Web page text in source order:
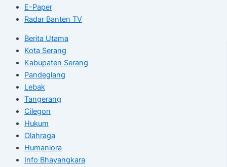
E-Paper
Radar Banten TV
Berita Utama
Kota Serang
Kabupaten Serang
Pandeglang
Lebak
Tangerang
Cilegon
Hukum
Olahraga
Humaniora
Info Bhayangkara